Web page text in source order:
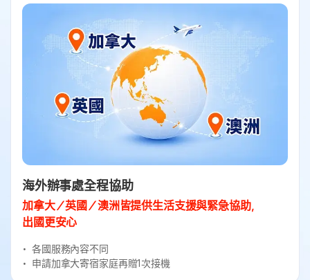
海外辦事處全程協助
加拿大／英國／澳洲皆提供生活支援與緊急協助，
出國更安心
各國服務內容不同
申請加拿大寄宿家庭再贈1次接機